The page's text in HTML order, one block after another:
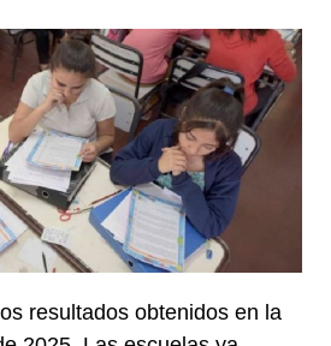
resultados obtenidos en la